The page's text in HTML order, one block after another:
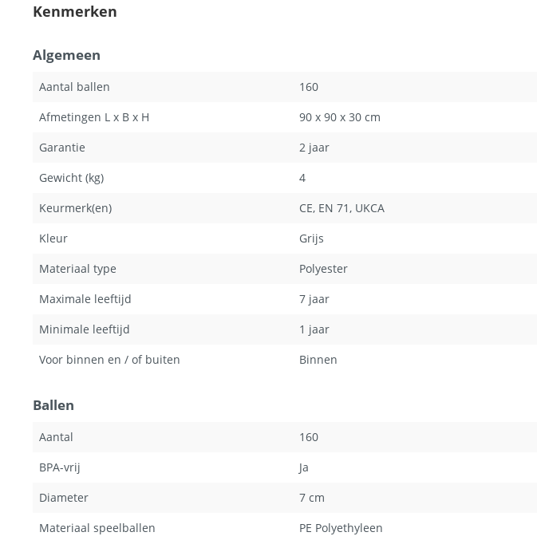
Kenmerken
Algemeen
Aantal ballen
160
Afmetingen L x B x H
90 x 90 x 30 cm
Garantie
2 jaar
Gewicht (kg)
4
Keurmerk(en)
CE, EN 71, UKCA
Kleur
Grijs
Materiaal type
Polyester
Maximale leeftijd
7 jaar
Minimale leeftijd
1 jaar
Voor binnen en / of buiten
Binnen
Ballen
Aantal
160
BPA-vrij
Ja
Diameter
7 cm
Materiaal speelballen
PE Polyethyleen